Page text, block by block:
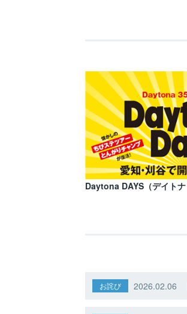
Daytona DAYS（デイトナ
お詫び 2026.02.06